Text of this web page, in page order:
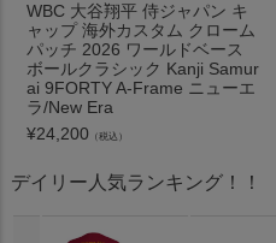
WBC 大谷翔平 侍ジャパン キ
ャップ 海外カスタム クローム
パッチ 2026 ワールドベース
ボールクラシック Kanji Samur
ai 9FORTY A-Frame ニューエ
ラ/New Era
¥24,200 （税込）
デイリー人気ランキング！！